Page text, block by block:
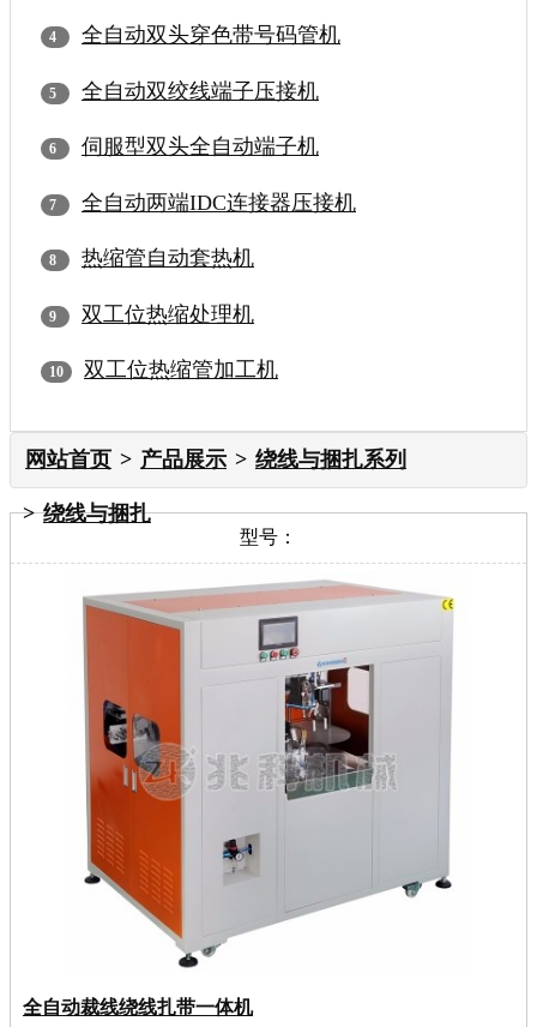
全自动双头穿色带号码管机
全自动双绞线端子压接机
伺服型双头全自动端子机
全自动两端IDC连接器压接机
热缩管自动套热机
双工位热缩处理机
双工位热缩管加工机
网站首页 产品展示 绕线与捆扎系列
绕线与捆扎
型号：
全自动裁线绕线扎带一体机